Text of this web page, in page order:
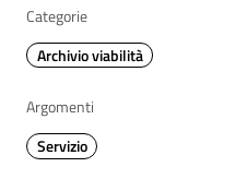
Categorie
Archivio viabilità
Argomenti
Servizio